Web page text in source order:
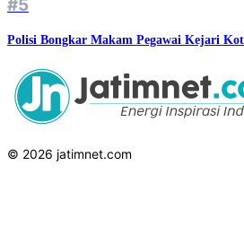
#5
Polisi Bongkar Makam Pegawai Kejari
© 2026 jatimnet.com